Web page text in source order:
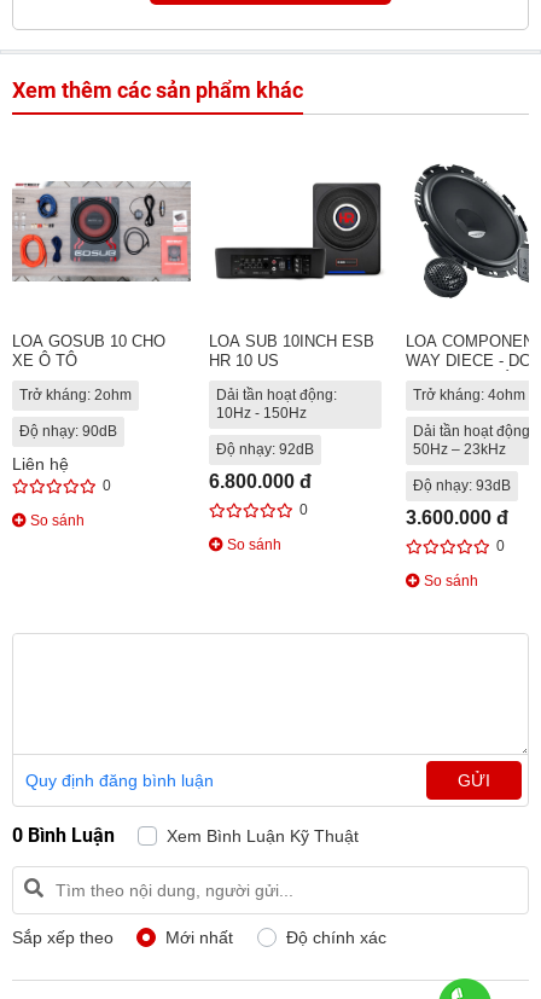
Xem thêm các sản phẩm khác
LOA GOSUB 10 CHO
XE Ô TÔ
Trở kháng: 2ohm
Độ nhạy: 90dB
Liên hệ
0
So sánh
LOA SUB 10INCH ESB
HR 10 US
Dải tần hoạt động:
10Hz - 150Hz
Độ nhạy: 92dB
6.800.000 đ
0
So sánh
LOA
WAY DIECE - DCX
TRƯỚC)
Trở kháng: 4ohm
Dải tần hoạt động:
50Hz – 23kHz
Độ nhạy: 93dB
3.600.000 đ
0
So sánh
Quy định đăng bình luận GỬI
0 Bình Luận Xem Bình Luận Kỹ Thuật
Sắp xếp theo Mới nhất Độ chính xác